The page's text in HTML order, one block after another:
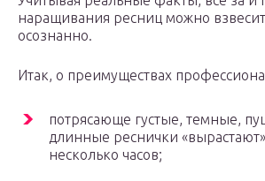
наращивания ресниц можно
осознанно.
Итак, о преимуществах
потрясающе густые, темные,
длинные реснички «вырастают»
несколько часов;